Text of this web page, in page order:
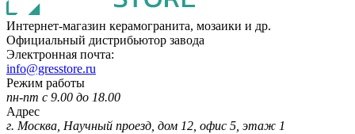
Интернет-магазин керамогранита, мозаики и др.
Официальный дистрибьютор завода
Электронная почта:
info@gresstore.ru
Режим работы
пн-пт с 9.00 до 18.00
Адрес
г. Москва, Научный проезд, дом 12, офис 5, этаж 1